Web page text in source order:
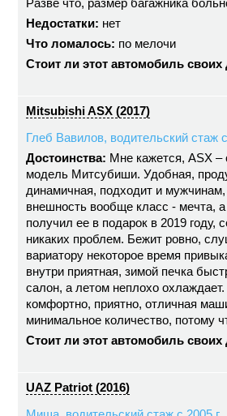
Разве что, размер багажника
Недостатки: нет
Что ломалось: по мелочи
Стоит ли этот автомобиль своих
Mitsubishi ASX (2017)
Глеб Вавилов, водительский стаж с
Достоинства: Мне кажется, ASX –
модель Митсубиши. Удобная,
динамичная, подходит и
внешность вообще класс - мечта,
получил ее в подарок в 2019 году,
никаких проблем. Бежит ровно,
вариатору некоторое время
внутри приятная, зимой печка
салон, а летом неплохо
комфортно, приятно, отличная
минимальное количество, потому
Стоит ли этот автомобиль своих
UAZ Patriot (2016)